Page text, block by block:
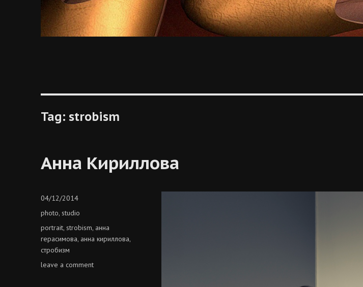
Tag: strobism
Анна Кириллова
Posted
04/12/2014
Categories
photo, studio
Tags
portrait, strobism, анна
герасимова, анна кириллова,
стробизм
leave a commenton